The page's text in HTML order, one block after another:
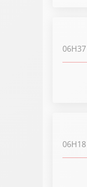
06H37
06H18